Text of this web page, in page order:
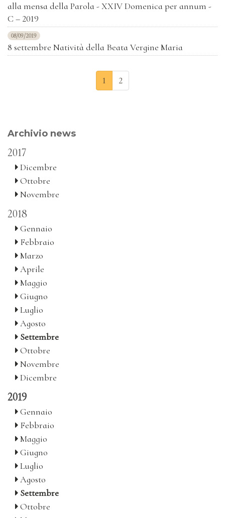
alla mensa della Parola - XXIV Domenica per annum -
C – 2019
08/09/2019
8 settembre Natività della Beata Vergine Maria
1 2
Archivio news
2017
Dicembre
Ottobre
Novembre
2018
Gennaio
Febbraio
Marzo
Aprile
Maggio
Giugno
Luglio
Agosto
Settembre
Ottobre
Novembre
Dicembre
2019
Gennaio
Febbraio
Maggio
Giugno
Luglio
Agosto
Settembre
Ottobre